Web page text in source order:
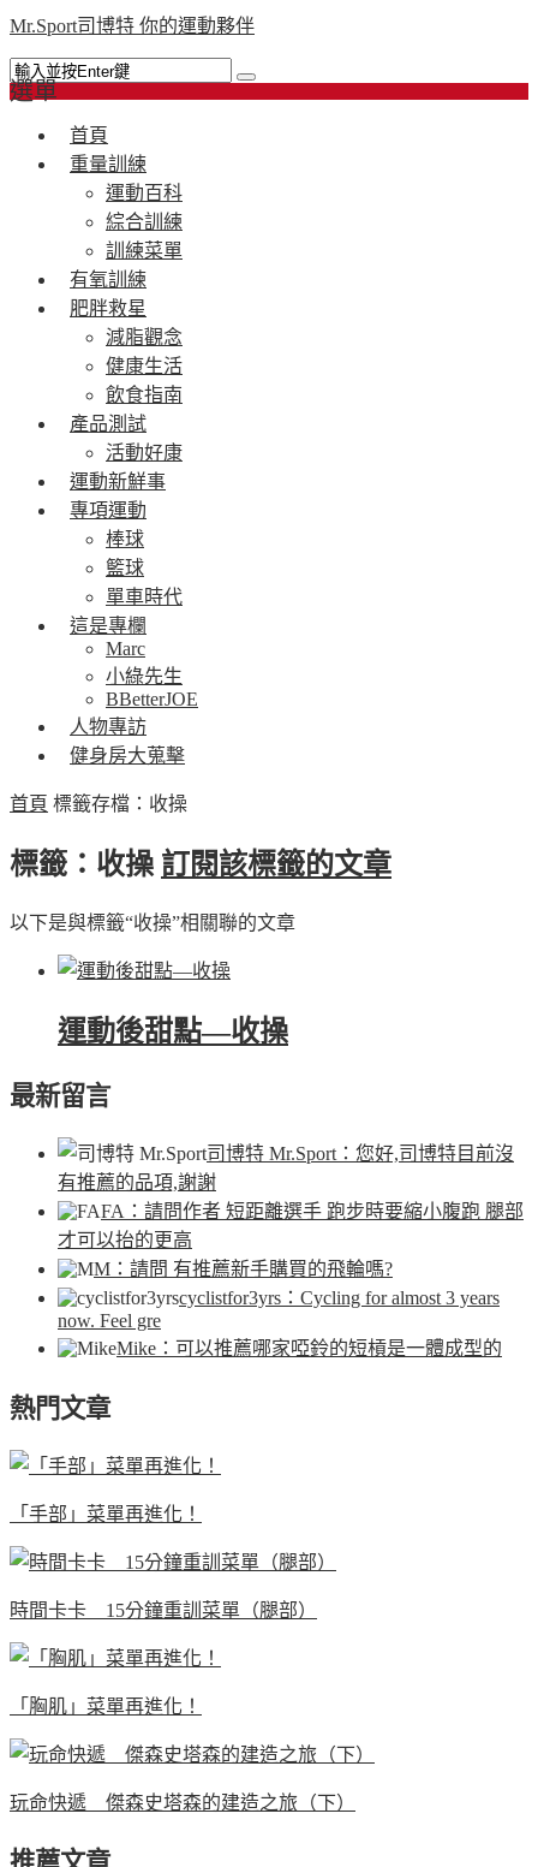
Mr.Sport司博特 你的運動夥伴
選單
首頁
重量訓練
運動百科
綜合訓練
訓練菜單
有氧訓練
肥胖救星
減脂觀念
健康生活
飲食指南
產品測試
活動好康
運動新鮮事
專項運動
棒球
籃球
單車時代
這是專欄
Marc
小綠先生
BBetterJOE
人物專訪
健身房大蒐擊
首頁 標籤存檔：收操
標籤：收操 訂閱該標籤的文章
以下是與標籤“收操”相關聯的文章
運動後甜點—收操
最新留言
司博特 Mr.Sport ：您好,司博特目前沒
有推薦的品項,謝謝
FA ：請問作者 短距離選手 跑步時要縮小腹跑 腿部
才可以抬的更高
M ：請問 有推薦新手購買的飛輪嗎?
cyclistfor3yrs ：Cycling for almost 3 years
now. Feel gre
Mike ：可以推薦哪家啞鈴的短槓是一體成型的
熱門文章
「手部」菜單再進化！
時間卡卡 15分鐘重訓菜單（腿部）
「胸肌」菜單再進化！
玩命快遞 傑森史塔森的建造之旅（下）